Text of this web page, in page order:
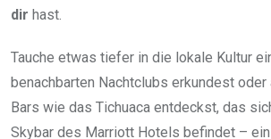
dir hast.
Tauche etwas tiefer in die lokale Kultur
benachbarten Nachtclubs erkundest
Bars wie das Tichuaca entdeckst, das
Skybar des Marriott Hotels befindet –